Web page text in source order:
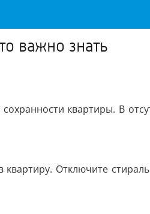
важно знать
квартиры. В
Отключите